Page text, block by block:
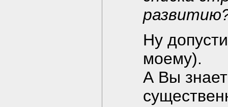
Ну
моему).
А Вы